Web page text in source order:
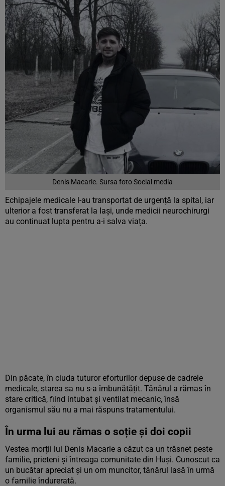
Denis Macarie. Sursa foto Social media
Echipajele medicale l-au transportat de urgență la spital, iar
ulterior a fost transferat la Iași, unde medicii neurochirurgi
au continuat lupta pentru a-i salva viața.
Din păcate, în ciuda tuturor eforturilor depuse de cadrele
medicale, starea sa nu s-a îmbunătățit. Tânărul a rămas în
stare critică, fiind intubat și ventilat mecanic, însă
organismul său nu a mai răspuns tratamentului.
În urma lui au rămas o soție și doi copii
Vestea morții lui Denis Macarie a căzut ca un trăsnet peste
familie, prieteni și întreaga comunitate din Huși. Cunoscut ca
un bucătar apreciat și un om muncitor, tânărul lasă în urmă
o familie îndurerată.